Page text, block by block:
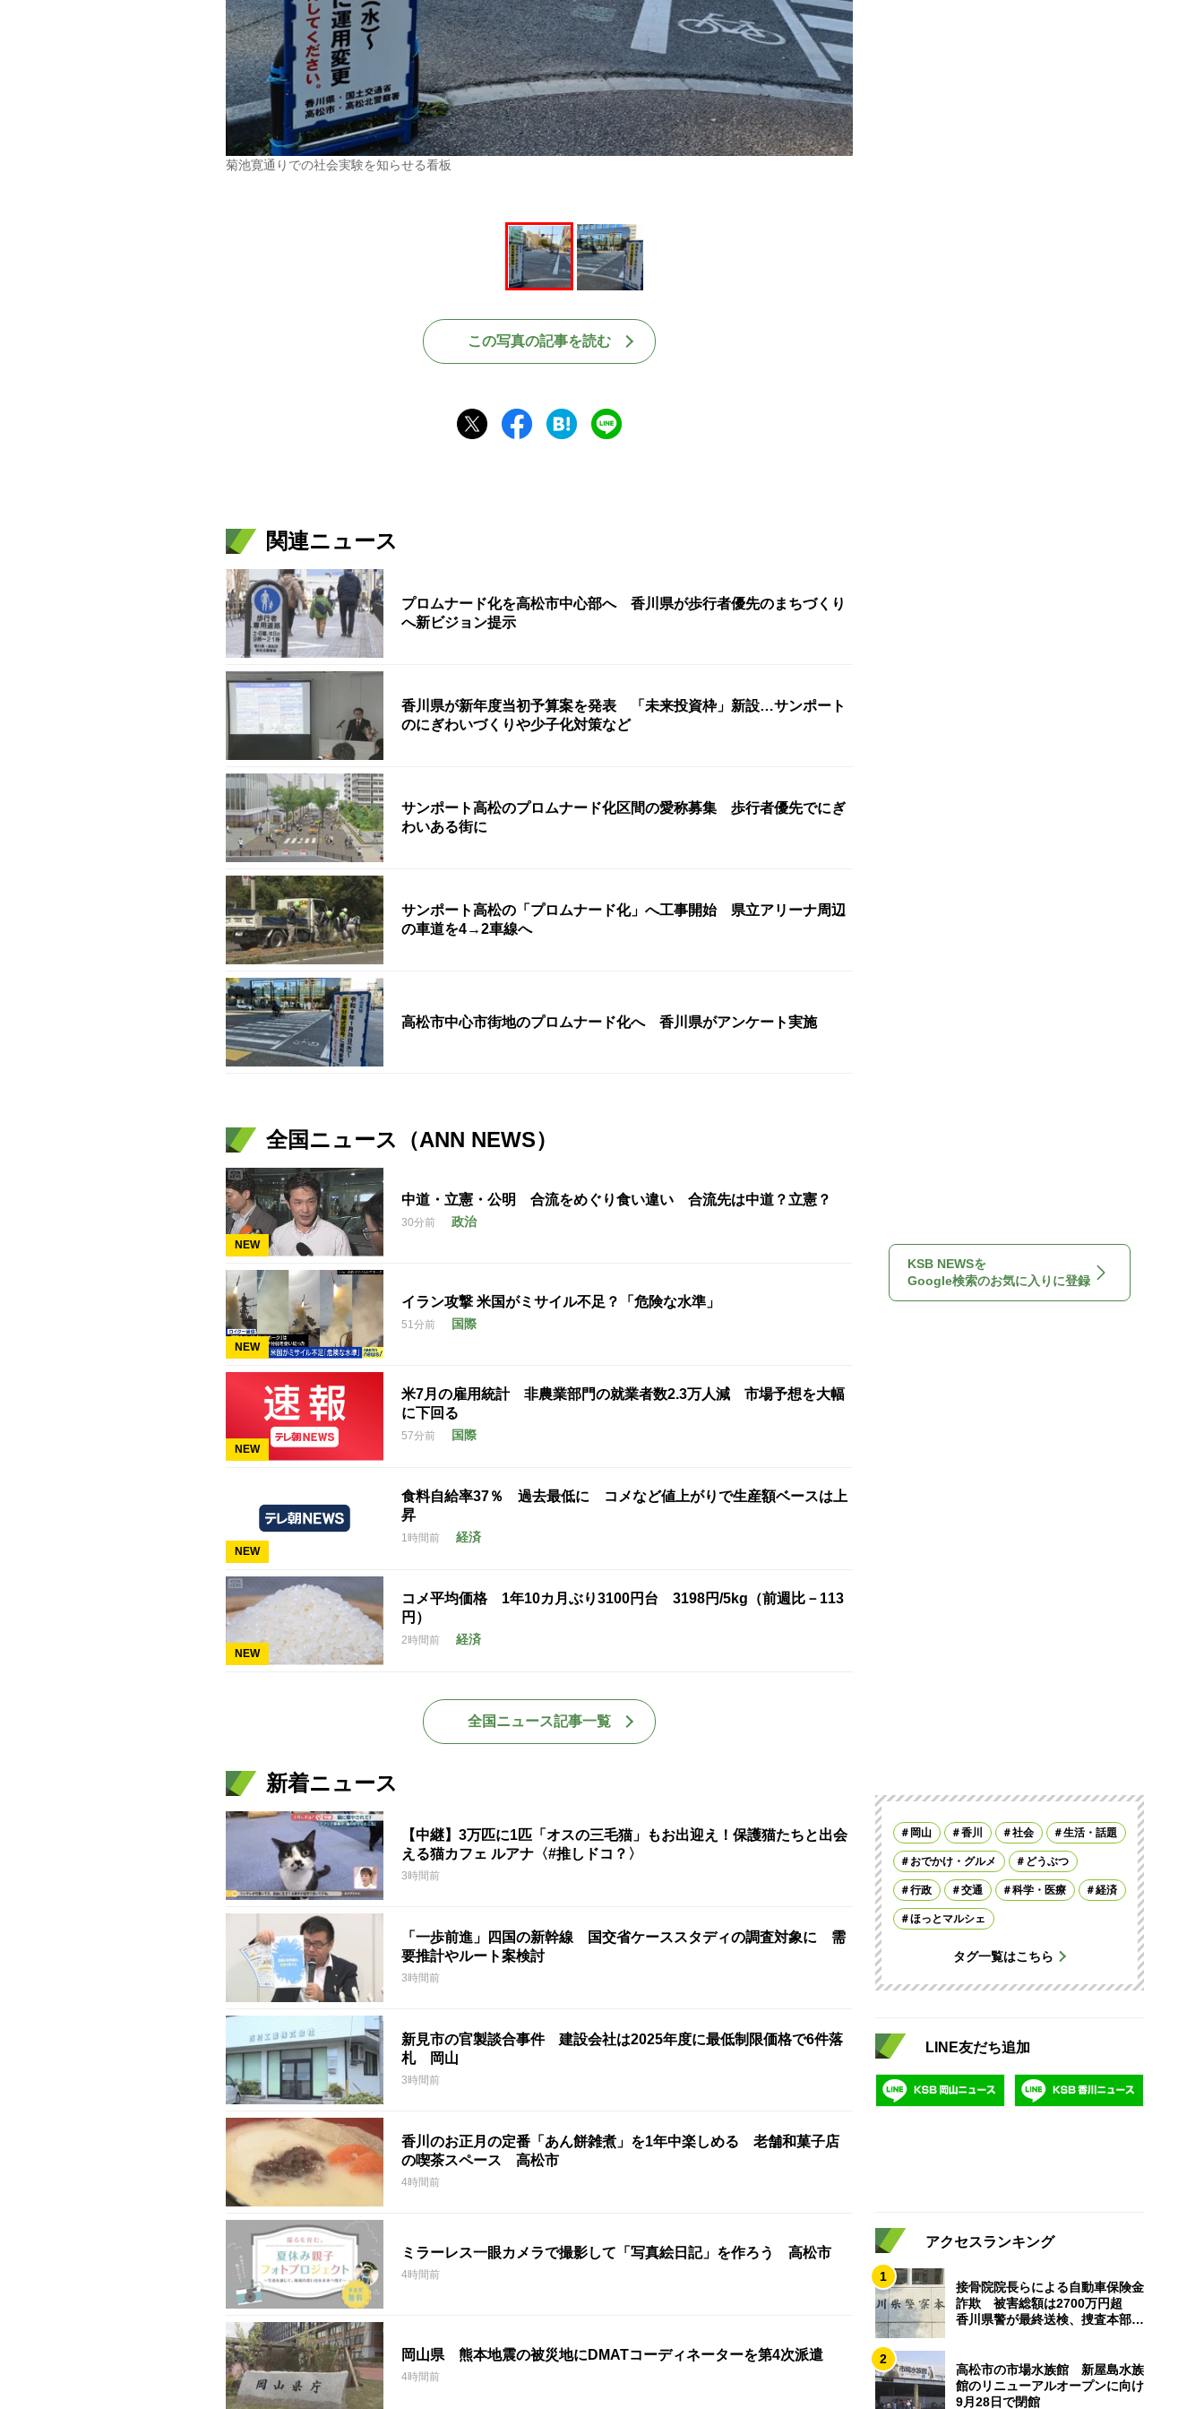
菊池寛通りでの社会実験を知らせる看板
この写真の記事を読む
関連ニュース
プロムナード化を高松市中心部へ 香川県が歩行者優先のまちづくり
へ新ビジョン提示
香川県が新年度当初予算案を発表 「未来投資枠」新設…サンポート
のにぎわいづくりや少子化対策など
サンポート高松のプロムナード化区間の愛称募集 歩行者優先でにぎ
わいある街に
サンポート高松の「プロムナード化」へ工事開始 県立アリーナ周辺
の車道を4→2車線へ
高松市中心市街地のプロムナード化へ 香川県がアンケート実施
全国ニュース（ANN NEWS）
NEW
中道・立憲・公明 合流をめぐり食い違い 合流先は中道？立憲？
30分前 政治
NEW
イラン攻撃 米国がミサイル不足？「危険な水準」
51分前 国際
NEW
米7月の雇用統計 非農業部門の就業者数2.3万人減 市場予想を大幅
に下回る
57分前 国際
NEW
食料自給率37％ 過去最低に コメなど値上がりで生産額ベースは上
昇
1時間前 経済
NEW
コメ平均価格 1年10カ月ぶり3100円台 3198円/5kg（前週比－113
円）
2時間前 経済
全国ニュース記事一覧
新着ニュース
【中継】3万匹に1匹「オスの三毛猫」もお出迎え！保護猫たちと出会
える猫カフェ ルアナ〈#推しドコ？〉
3時間前
「一歩前進」四国の新幹線 国交省ケーススタディの調査対象に 需
要推計やルート案検討
3時間前
新見市の官製談合事件 建設会社は2025年度に最低制限価格で6件落
札 岡山
3時間前
香川のお正月の定番「あん餅雑煮」を1年中楽しめる 老舗和菓子店
の喫茶スペース 高松市
4時間前
ミラーレス一眼カメラで撮影して「写真絵日記」を作ろう 高松市
4時間前
岡山県 熊本地震の被災地にDMATコーディネーターを第4次派遣
4時間前
KSB NEWSを
Google検索のお気に入りに登録
岡山 香川 社会 生活・話題
おでかけ・グルメ どうぶつ
行政 交通 科学・医療 経済
ほっとマルシェ
タグ一覧はこちら
LINE友だち追加
アクセスランキング
1
接骨院院長らによる自動車保険金
詐欺 被害総額は2700万円超
香川県警が最終送検、捜査本部解
2
高松市の市場水族館 新屋島水族
館のリニューアルオープンに向け
9月28日で閉館